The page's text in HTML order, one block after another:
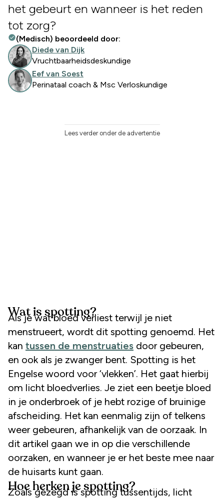
het gebeurt en wanneer is het reden
tot zorg?
(Medisch) beoordeeld door:
Diede van Dijk
Vruchtbaarheidsdeskundige
Eef van Soest
Perinataal coach & Msc Verloskundige
Lees verder onder de advertentie
Wat is spotting?
Als je wat bloed verliest terwijl je niet
menstrueert, wordt dit spotting genoemd. Het
kan tussen de menstruaties door gebeuren,
en ook als je zwanger bent. Spotting is het
Engelse woord voor ‘vlekken’. Het gaat hierbij
om licht bloedverlies. Je ziet een beetje bloed
in je onderbroek of je hebt rozige of bruinige
afscheiding. Het kan eenmalig zijn of telkens
weer gebeuren, afhankelijk van de oorzaak. In
dit artikel gaan we in op die verschillende
oorzaken, en wanneer je er het beste mee naar
de huisarts kunt gaan.
Hoe herken je spotting?
Zoals gezegd is spotting tussentijds, licht